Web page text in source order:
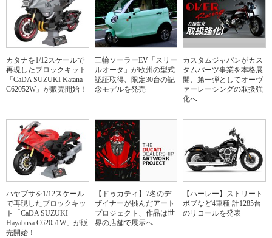
カタナを1/12スケールで
再現したブロックキット
「CaDA SUZUKI Katana
C62052W」が販売開始！
三輪ソーラーEV「スリー
ルオータ」が欧州の型式
認証取得、限定30台の記
念モデルを発売
カスタムジャパンがカス
タムパーツ事業を本格展
開、第一弾としてオーヴ
ァーレーシングの取扱強
化へ
ハヤブサを1/12スケール
で再現したブロックキッ
ト「CaDA SUZUKI
Hayabusa C62051W」が販
売開始！
【ドゥカティ】7名のデ
ザイナーが挑んだアート
プロジェクト、作品は世
界の店舗で展示へ
【ハーレー】ストリート
ボブなど4車種 計1285台
のリコールを発表